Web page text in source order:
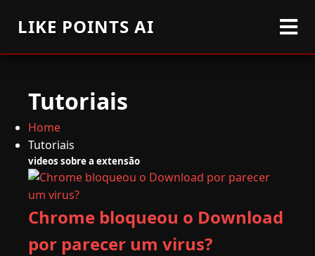
LIKE POINTS AI
Tutoriais
Home
Tutoriais
videos sobre a extensão
Chrome bloqueou o Download
por parecer um virus?